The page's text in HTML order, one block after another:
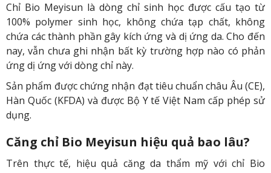
Chỉ Bio Meyisun là dòng chỉ sinh học được cấu tạo từ
100% polymer sinh học, không chứa tạp chất, không
chứa các thành phần gây kích ứng và dị ứng da. Cho đến
nay, vẫn chưa ghi nhận bất kỳ trường hợp nào có phản
ứng dị ứng với dòng chỉ này.
Sản phẩm được chứng nhận đạt tiêu chuẩn châu Âu (CE),
Hàn Quốc (KFDA) và được Bộ Y tế Việt Nam cấp phép sử
dụng.
Căng chỉ Bio Meyisun hiệu quả bao lâu?
Trên thực tế, hiệu quả căng da thẩm mỹ với chỉ Bio